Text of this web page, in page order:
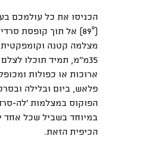
הכניסו את כל עולמכם
(89°) אל תוך קופסת
מצלמה קטנה
35מ''מ, תמיד תוכלו
ארוכות או כפולות
הפוקוס במצלמות 'לה-
במיוחד בשביל שכל אחד
הכיפית הזאת.